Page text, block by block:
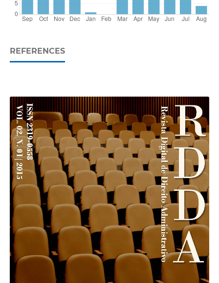
REFERENCES